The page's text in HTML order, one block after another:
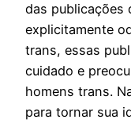
das publicações
explicitamente
trans, essas
cuidado e
homens trans.
para tornar sua